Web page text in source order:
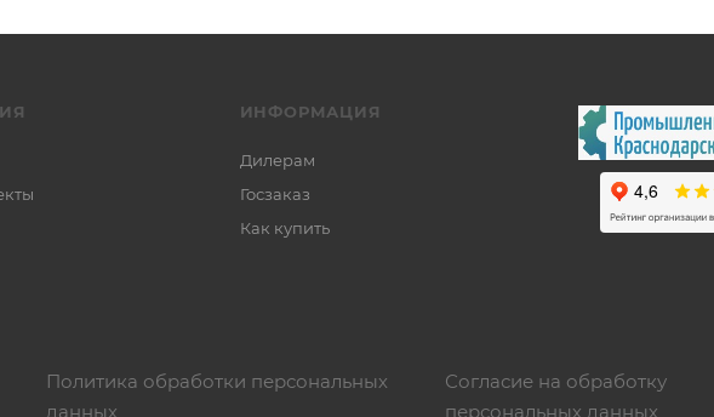
ИНФОРМАЦИЯ
Дилерам
Госзаказ
Как купить
Политика обработки персональных
данных
Согласие на обработку
персональных данных